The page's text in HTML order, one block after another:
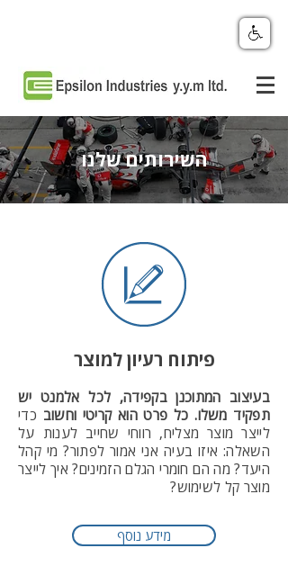
השירותים שלנו
פיתוח רעיון למוצר
בעיצוב המתוכנן בקפידה, לכל אלמנט יש
תפקיד משלו. כל פרט הוא קריטי וחשוב כדי
לייצר מוצר מצליח, רווחי שחייב לענות על
השאלה: איזו בעיה אני אמור לפתור? מי קהל
היעד? מה הם חומרי הגלם הזמינים? איך לייצר
מוצר קל לשימוש?
מידע נוסף